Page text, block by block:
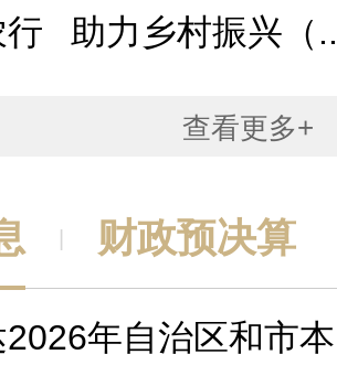
行 助力乡村振兴（
查看更多+
财政预决算
年自治区和市